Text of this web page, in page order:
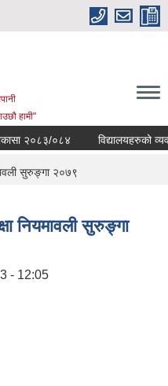
हामी"
२०८३/०८४ विद्यालयहरुको
सुरुङ्गा २०७९
नियमावली सुरुङ्गा
- 12:05